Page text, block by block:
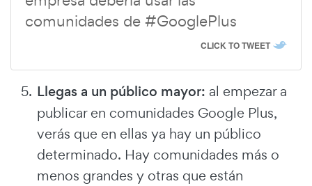
comunidades de #GooglePlus
CLICK TO TWEET
Llegas a un público mayor: al empezar a
publicar en comunidades Google Plus,
verás que en ellas ya hay un público
determinado. Hay comunidades más o
menos grandes y otras que están